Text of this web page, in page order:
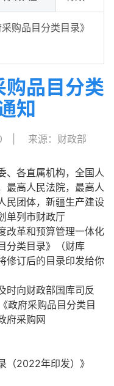
购品目分类目录》
品目分类
知
来源：财政部
各直属机构，全国人
最高人民法院，最高人
民团体，新疆生产建设
单列市财政厅
改革和预算管理一体化
分类目录》（财库
修订后的目录印发给你
向财政部国库司反
政府采购品目分类目
府采购网
2022年印发）》